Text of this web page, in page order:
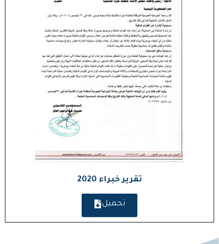
تقرير خبراء 2020
تحميل